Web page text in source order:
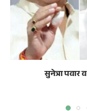
सुनेत्रा पवार